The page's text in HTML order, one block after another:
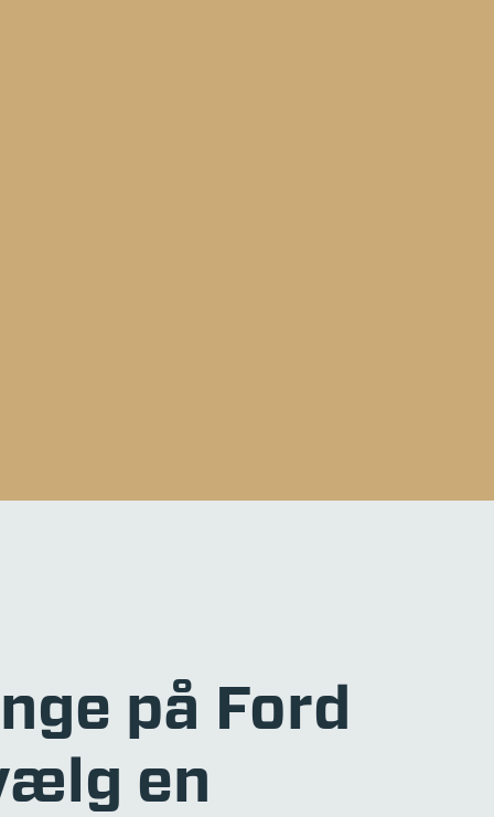
på Ford
en